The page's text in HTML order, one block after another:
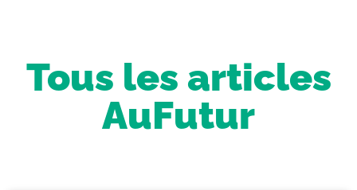
Tous les articles
AuFutur